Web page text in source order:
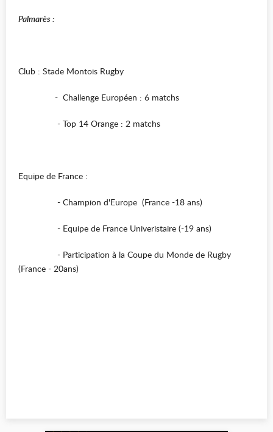
Palmarès :
Club : Stade Montois Rugby
- Challenge Européen : 6 matchs
- Top 14 Orange : 2 matchs
Equipe de France :
- Champion d'Europe (France -18 ans)
- Equipe de France Univeristaire (-19 ans)
- Participation à la Coupe du Monde de Rugby
(France - 20ans)